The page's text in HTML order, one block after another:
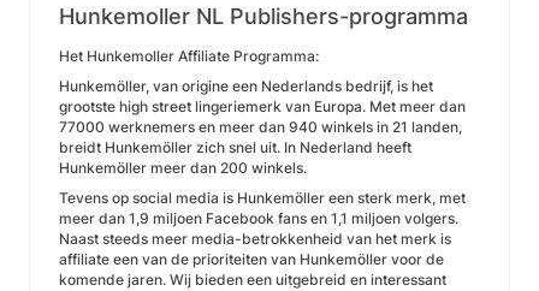
Hunkemoller NL Publishers-programma
Het Hunkemoller Affiliate Programma:
Hunkemöller, van origine een Nederlands bedrijf, is het
grootste high street lingeriemerk van Europa. Met meer dan
77000 werknemers en meer dan 940 winkels in 21 landen,
breidt Hunkemöller zich snel uit. In Nederland heeft
Hunkemöller meer dan 200 winkels.
Tevens op social media is Hunkemöller een sterk merk, met
meer dan 1,9 miljoen Facebook fans en 1,1 miljoen volgers.
Naast steeds meer media-betrokkenheid van het merk is
affiliate een van de prioriteiten van Hunkemöller voor de
komende jaren. Wij bieden een uitgebreid en interessant